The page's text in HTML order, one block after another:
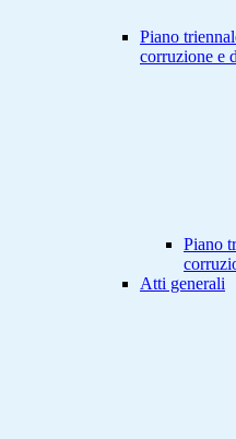
Piano
corruzione e
Piano
Atti generali